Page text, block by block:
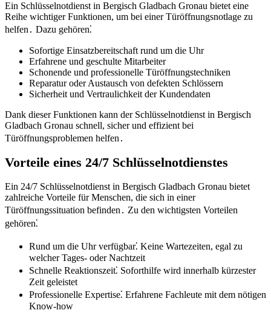
Ein Schlüsselnotdienst in Bergisch Gladbach Gronau bietet eine
Reihe wichtiger Funktionen, um bei einer Türöffnungsnotlage zu
helfen․ Dazu gehören⁚
Sofortige Einsatzbereitschaft rund um die Uhr
Erfahrene und geschulte Mitarbeiter
Schonende und professionelle Türöffnungstechniken
Reparatur oder Austausch von defekten Schlössern
Sicherheit und Vertraulichkeit der Kundendaten
Dank dieser Funktionen kann der Schlüsselnotdienst in Bergisch
Gladbach Gronau schnell, sicher und effizient bei
Türöffnungsproblemen helfen․
Vorteile eines 24/7 Schlüsselnotdienstes
Ein 24/7 Schlüsselnotdienst in Bergisch Gladbach Gronau bietet
zahlreiche Vorteile für Menschen, die sich in einer
Türöffnungssituation befinden․ Zu den wichtigsten Vorteilen
gehören⁚
Rund um die Uhr verfügbar⁚ Keine Wartezeiten, egal zu
welcher Tages- oder Nachtzeit
Schnelle Reaktionszeit⁚ Soforthilfe wird innerhalb kürzester
Zeit geleistet
Professionelle Expertise⁚ Erfahrene Fachleute mit dem nötigen
Know-how